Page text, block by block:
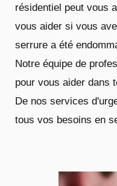
résidentiel peut vous
vous aider si vous
serrure a été
Notre équipe de
pour vous aider dans
De nos services
tous vos besoins en